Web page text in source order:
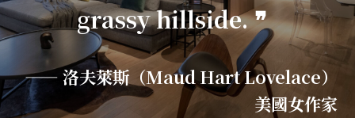
grassy hillside. ❞
—— 洛夫萊斯（Maud Hart Lovelace）
美國女作家